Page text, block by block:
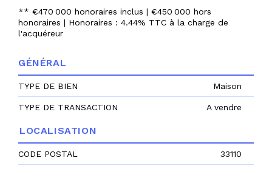
** €470 000 honoraires inclus | €450 000 hors
honoraires | Honoraires : 4.44% TTC à la charge de
l'acquéreur
GÉNÉRAL
TYPE DE BIEN Maison
TYPE DE TRANSACTION A vendre
LOCALISATION
CODE POSTAL 33110